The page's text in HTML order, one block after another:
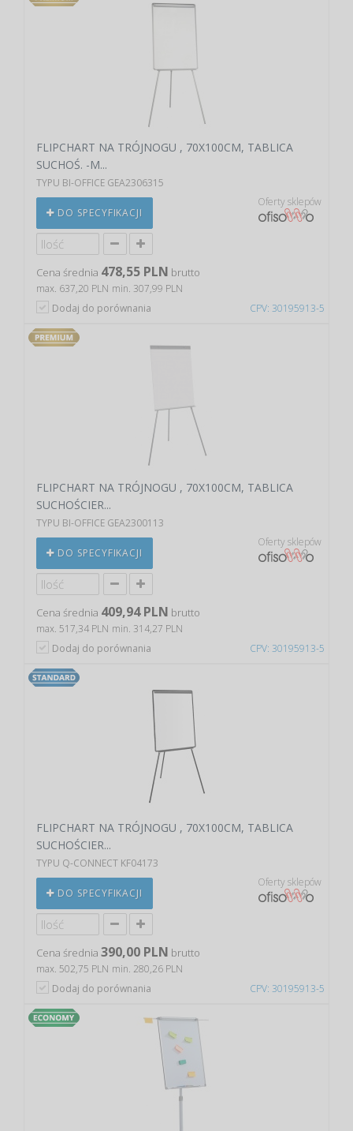
CPV: 30195913-5
FLIPCHART NA TRÓJNOGU , 70X100CM, TABLICA
SUCHOŚ. -M...
TYPU BI-OFFICE GEA2306315
DO SPECYFIKACJI
Oferty sklepów
Cena średnia 478,55 PLN brutto
max. 637,20 PLN min. 307,99 PLN
Dodaj do porównania
CPV: 30195913-5
FLIPCHART NA TRÓJNOGU , 70X100CM, TABLICA
SUCHOŚCIER...
TYPU BI-OFFICE GEA2300113
DO SPECYFIKACJI
Oferty sklepów
Cena średnia 409,94 PLN brutto
max. 517,34 PLN min. 314,27 PLN
Dodaj do porównania
CPV: 30195913-5
FLIPCHART NA TRÓJNOGU , 70X100CM, TABLICA
SUCHOŚCIER...
TYPU Q-CONNECT KF04173
DO SPECYFIKACJI
Oferty sklepów
Cena średnia 390,00 PLN brutto
max. 502,75 PLN min. 280,26 PLN
Dodaj do porównania